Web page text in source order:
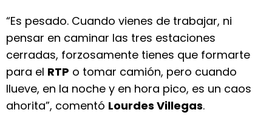
“Es pesado. Cuando vienes de trabajar, ni
pensar en caminar las tres estaciones
cerradas, forzosamente tienes que formarte
para el RTP o tomar camión, pero cuando
llueve, en la noche y en hora pico, es un caos
ahorita”, comentó Lourdes Villegas.